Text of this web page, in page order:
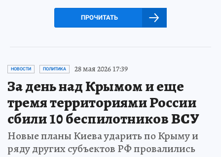
ПРОЧИТАТЬ
НОВОСТИ ПОЛИТИКА 28 мая 2026 17:39
За день над Крымом и еще
тремя территориями России
сбили 10 беспилотников ВСУ
Новые планы Киева ударить по Крыму и
ряду других субъектов РФ провалились